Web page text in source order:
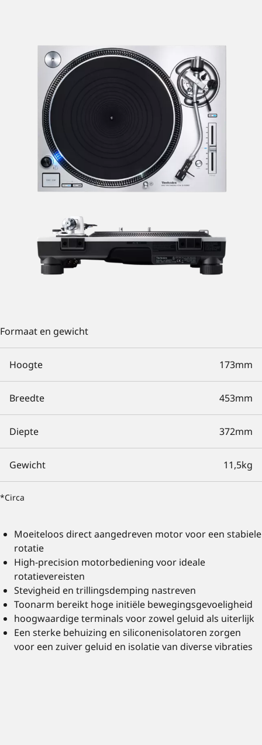
Formaat en gewicht
Hoogte 173mm
Breedte 453mm
Diepte 372mm
Gewicht 11,5kg
*Circa
Moeiteloos direct aangedreven motor voor een stabiele
rotatie
High-precision motorbediening voor ideale
rotatievereisten
Stevigheid en trillingsdemping nastreven
Toonarm bereikt hoge initiële bewegingsgevoeligheid
hoogwaardige terminals voor zowel geluid als uiterlijk
Een sterke behuizing en siliconenisolatoren zorgen
voor een zuiver geluid en isolatie van diverse vibraties